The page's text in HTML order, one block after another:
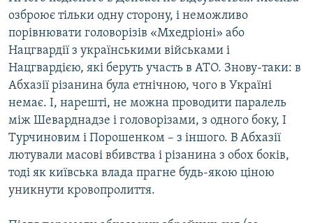
озброює тільки одну сторону, і неможливо
порівнювати головорізів «Мхедріоні» або
Нацгвардії з українськими військами і
Нацгвардією, які беруть участь в АТО. Знову-таки: в
Абхазії різанина була етнічною, чого в Україні
немає. І, нарешті, не можна проводити паралель
між Шеварднадзе і головорізами, з одного боку, І
Турчиновим і Порошенком – з іншого. В Абхазії
лютували масові вбивства і різанина з обох боків,
тоді як київська влада прагне будь-якою ціною
уникнути кровопролиття.